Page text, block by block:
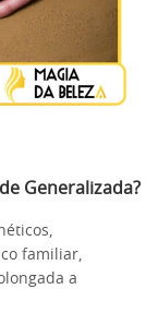
Generalizada?
familiar,
a